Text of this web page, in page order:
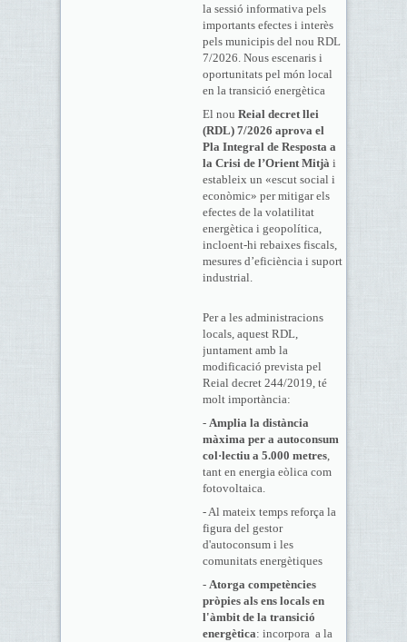
la sessió informativa pels
importants efectes i interès
pels municipis del nou RDL
7/2026. Nous escenaris i
oportunitats pel món local
en la transició energètica
El nou Reial decret llei
(RDL) 7/2026 aprova el
Pla Integral de Resposta a
la Crisi de l’Orient Mitjài
estableix un «escut social i
econòmic» per mitigar els
efectes de la volatilitat
energètica i geopolítica,
incloent-hi rebaixes fiscals,
mesures d’eficiència i suport
industrial.
Per a les administracions
locals, aquest RDL,
juntament amb la
modificació prevista pel
Reial decret 244/2019, té
molt importància:
- Amplia la distància
màxima per a autoconsum
col·lectiu a 5.000 metres,
tant en energia eòlica com
fotovoltaica.
- Al mateix temps reforça la
figura del gestor
d'autoconsum i les
comunitats energètiques
- Atorga competències
pròpies als ens locals en
l'àmbit de la transició
energètica: incorpora a la